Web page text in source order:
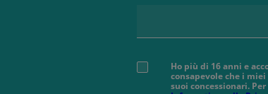
Ho più di 16 anni e
consapevole che i
suoi concessionari.